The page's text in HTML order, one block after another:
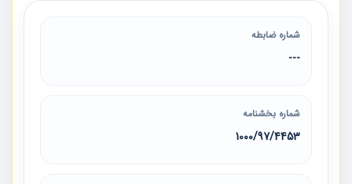
شماره ضابطه
---
شماره بخشنامه
1000/97/4453